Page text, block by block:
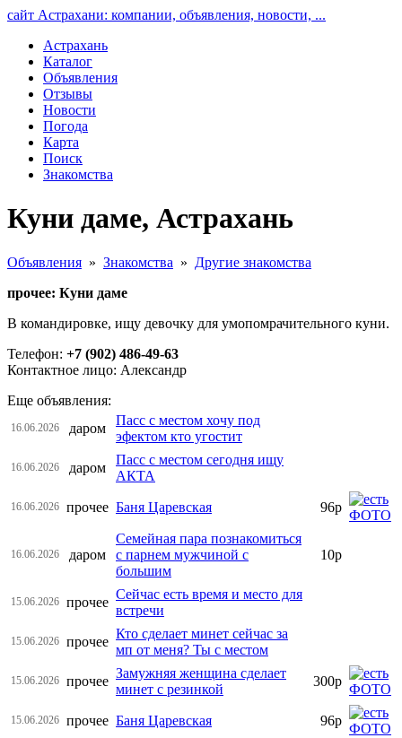
сайт Астрахани: компании, объявления, новости, ...
Астрахань
Каталог
Объявления
Отзывы
Новости
Погода
Карта
Поиск
Знакомства
Куни даме, Астрахань
Объявления » Знакомства » Другие знакомства
прочее: Куни даме
В командировке, ищу девочку для умопомрачительного куни.
Телефон: +7 (902) 486-49-63
Контактное лицо: Александр
Еще объявления:
16.06.2026 даром
Пасс с местом хочу под
эфектом кто угостит
16.06.2026 даром
Пасс с местом сегодня ищу
АКТА
16.06.2026 прочее Баня Царевская 96р
16.06.2026 даром
Семейная пара познакомиться
с парнем мужчиной с
большим
10р
15.06.2026 прочее
Сейчас есть время и место для
встречи
15.06.2026 прочее
Кто сделает минет сейчас за
мп от меня? Ты с местом
15.06.2026 прочее
Замужняя женщина сделает
минет с резинкой
300р
15.06.2026 прочее Баня Царевская 96р